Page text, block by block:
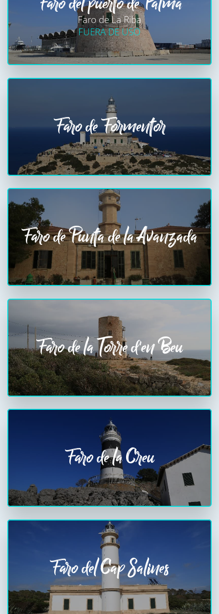
Faro de La Riba
FUERA DE USO
Faro de Formentor
Faro de Punta de la Avanzada
Faro de la Torre d'en Beu
Faro de la Creu
Faro del Cap Salines